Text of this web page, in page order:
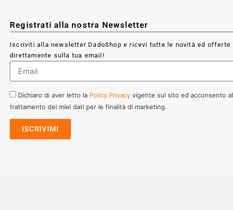
Registrati alla nostra Newsletter
Iscriviti alla newsletter DadoShop e ricevi tutte le novità ed offerte
direttamente sulla tua email!
Dichiaro di aver letto la Policy Privacy vigente sul sito ed acconsento al
trattamento dei miei dati per le finalità di marketing.